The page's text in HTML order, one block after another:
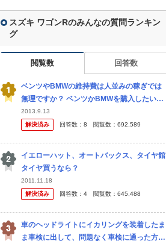
スズキ ワゴンRのみんなの質問ランキン
グ
閲覧数 回答数
ベンツやBMWの維持費は人並みの稼ぎでは
無理ですか？ ベンツかBMWを購入したいと
思い始めました。 頑張って真面目に生きてい
るので、夢見させて下さい。 しかし外車だと
2013.9.13
解決済み
回答数： 8 閲覧数： 692,589
イエローハット、オートバックス、タイヤ館
タイヤ買うなら？
2011.11.18
解決済み
回答数： 4 閲覧数： 645,488
車のヘッドライトにイカリングを装着したま
ま車検に出して、問題なく車検に通った方い